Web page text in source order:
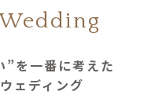
”を一番に考えた
ェディング